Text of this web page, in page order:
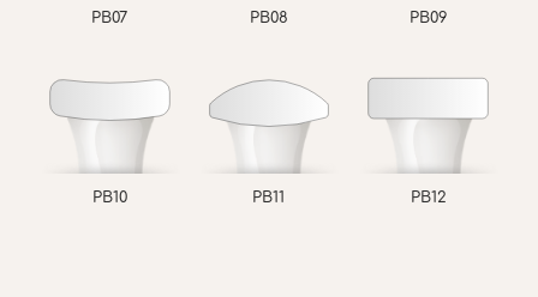
PB07 PB08 PB09
PB10 PB11 PB12